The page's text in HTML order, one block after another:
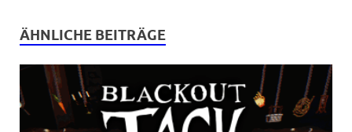
ÄHNLICHE BEITRÄGE